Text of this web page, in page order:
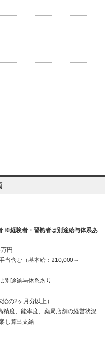
※経験者・習熟者は別途給与体系あ
円
当含む（基本給：210,000～
別途給与体系あり
の2ヶ月分以上）
度、能率度、薬局店舗の経営状況
し算出支給